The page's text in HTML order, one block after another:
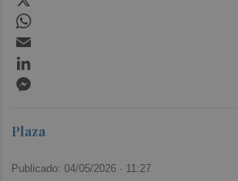
Plaza
Publicado: 04/05/2026 · 11:27